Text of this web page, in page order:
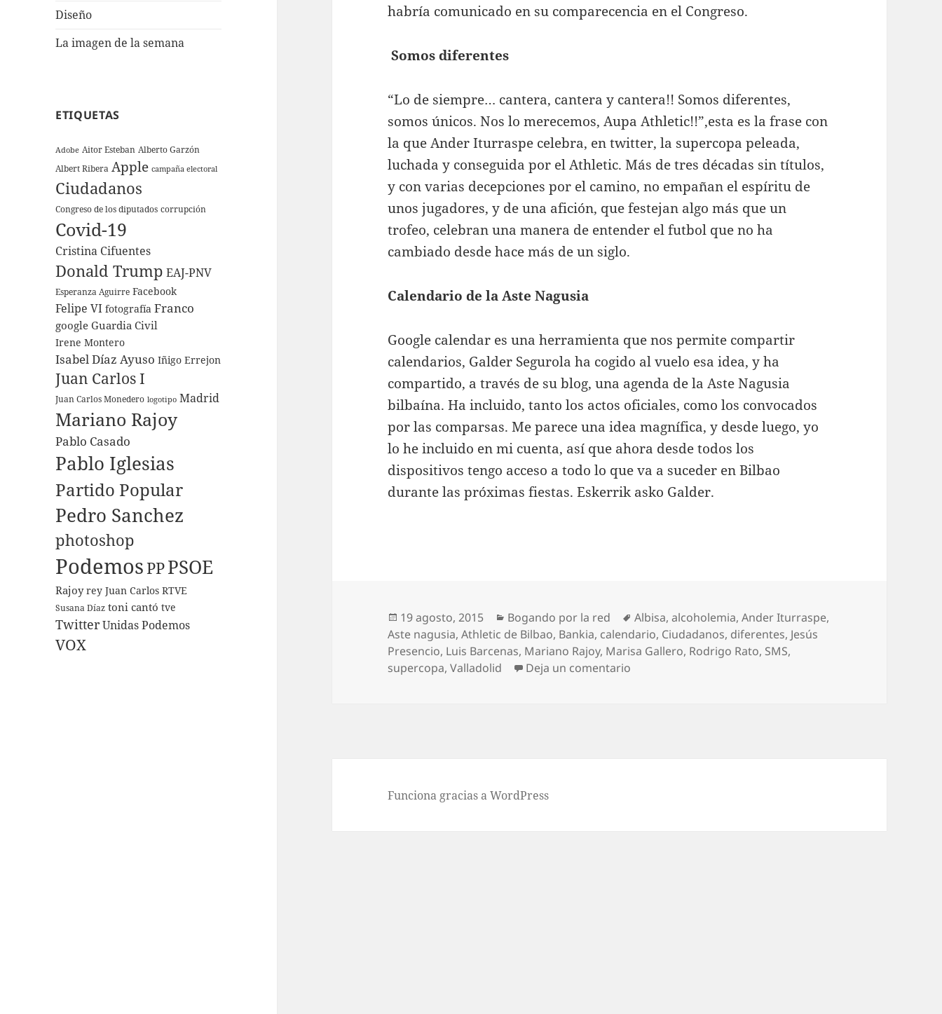
Diseño
La imagen de la semana
ETIQUETAS
Adobe Aitor Esteban Alberto Garzón
Albert Ribera Apple campaña electoral
Ciudadanos
Congreso de los diputados corrupción
Covid-19
Cristina Cifuentes
Donald Trump EAJ-PNV
Esperanza Aguirre Facebook
Felipe VI fotografía Franco
google Guardia Civil
Irene Montero
Isabel Díaz Ayuso Iñigo Errejon
Juan Carlos I
Juan Carlos Monedero logotipo Madrid
Mariano Rajoy
Pablo Casado
Pablo Iglesias
Partido Popular
Pedro Sanchez
photoshop
PodemosPPPSOE
Rajoy rey Juan Carlos RTVE
Susana Díaz toni cantó tve
TwitterUnidas Podemos
VOX
habría comunicado en su comparecencia en el Congreso.
Somos diferentes
“Lo de siempre… cantera, cantera y cantera!! Somos diferentes,
somos únicos. Nos lo merecemos, Aupa Athletic!!”,esta es la frase con
la que Ander Iturraspe celebra, en twitter, la supercopa peleada,
luchada y conseguida por el Athletic. Más de tres décadas sin títulos,
y con varias decepciones por el camino, no empañan el espíritu de
unos jugadores, y de una afición, que festejan algo más que un
trofeo, celebran una manera de entender el futbol que no ha
cambiado desde hace más de un siglo.
Calendario de la Aste Nagusia
Google calendar es una herramienta que nos permite compartir
calendarios, Galder Segurola ha cogido al vuelo esa idea, y ha
compartido, a través de su blog, una agenda de la Aste Nagusia
bilbaína. Ha incluido, tanto los actos oficiales, como los convocados
por las comparsas. Me parece una idea magnífica, y desde luego, yo
lo he incluido en mi cuenta, así que ahora desde todos los
dispositivos tengo acceso a todo lo que va a suceder en Bilbao
durante las próximas fiestas. Eskerrik asko Galder.
Publicado
el
19 agosto, 2015 Categorías
Bogando por la red Etiquetas
Albisa,alcoholemia,Ander Iturraspe,
Aste nagusia,Athletic de Bilbao, Bankia, calendario, Ciudadanos, diferentes, Jesús
Presencio, Luis Barcenas, Mariano Rajoy, Marisa Gallero, Rodrigo Rato, SMS,
supercopa,Valladolid Deja un comentario
Funciona gracias a WordPress